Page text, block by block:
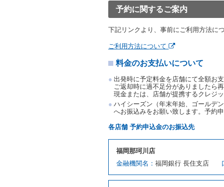
渡すものとします。なお、
渡料金によるものとし、予
借受人は、第１項の代替レ
前項の場合、第１項の貸渡
第３項の場合、第１項の貸
第６条（免責）
当社及び借受人は、予約が
何らの請求をしないものと
第３章／貸 渡 し
ます。ただし、貸し渡すこ
該当する場合を除きます。
予約に関するご案内
下記リンクより、事前にご利用方法に
ご利用方法について
料金のお支払いについて
出発時に予定料金を店舗にて全額お支
ご返却時に過不足分がありましたら
現金または、店舗が提携するクレジ
ハイシーズン（年末年始、ゴールデ
へお振込みをお願い致します。予約
各店舗 予約申込金のお振込先
福岡那珂川店
金融機関名： 福岡銀行 長住支店